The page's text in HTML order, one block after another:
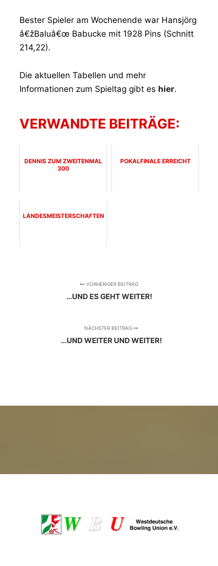
Bester Spieler am Wochenende war Hansjörg
â€žBaluâ€œ Babucke mit 1928 Pins (Schnitt
214,22).
Die aktuellen Tabellen und mehr
Informationen zum Spieltag gibt es hier.
VERWANDTE BEITRÄGE:
DENNIS ZUM ZWEITENMAL
300
POKALFINALE ERREICHT
LANDESMEISTERSCHAFTEN
VORHERIGER BEITRAG
...UND ES GEHT WEITER!
NÄCHSTER BEITRAG
...UND WEITER UND WEITER!